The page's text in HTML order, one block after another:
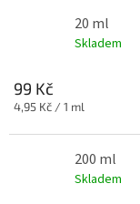
20 ml
Skladem
99 Kč
Měrná
4,95 Kč / 1 ml
200 ml
Skladem